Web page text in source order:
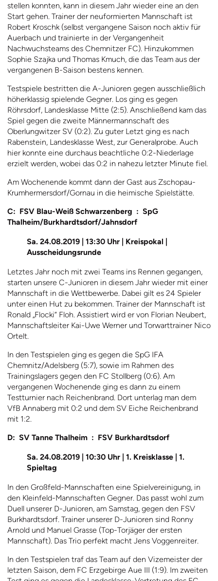
stellen konnten, kann in diesem Jahr wieder eine an den
Start gehen. Trainer der neuformierten Mannschaft ist
Robert Kroschk (selbst vergangene Saison noch aktiv für
Auerbach und trainierte in der Vergangenheit
Nachwuchsteams des Chemnitzer FC). Hinzukommen
Sophie Szajka und Thomas Kmuch, die das Team aus der
vergangenen B-Saison bestens kennen.
Testspiele bestritten die A-Junioren gegen ausschließlich
höherklassig spielende Gegner. Los ging es gegen
Röhrsdorf, Landesklasse Mitte (2:5). Anschließend kam das
Spiel gegen die zweite Männermannschaft des
Oberlungwitzer SV (0:2). Zu guter Letzt ging es nach
Rabenstein, Landesklasse West, zur Generalprobe. Auch
hier konnte eine durchaus beachtliche 0:2-Niederlage
erzielt werden, wobei das 0:2 in nahezu letzter Minute fiel.
Am Wochenende kommt dann der Gast aus Zschopau-
Krumhermersdorf/Gornau in die heimische Spielstätte.
C: FSV Blau-Weiß Schwarzenberg : SpG
Thalheim/Burkhardtsdorf/Jahnsdorf
Sa. 24.08.2019 | 13:30 Uhr | Kreispokal |
Ausscheidungsrunde
Letztes Jahr noch mit zwei Teams ins Rennen gegangen,
starten unsere C-Junioren in diesem Jahr wieder mit einer
Mannschaft in die Wettbewerbe. Dabei gilt es 24 Spieler
unter einen Hut zu bekommen. Trainer der Mannschaft ist
Ronald „Flocki“ Floh. Assistiert wird er von Florian Neubert,
Mannschaftsleiter Kai-Uwe Werner und Torwarttrainer Nico
Ortelt.
In den Testspielen ging es gegen die SpG IFA
Chemnitz/Adelsberg (5:7), sowie im Rahmen des
Trainingslagers gegen den FC Stollberg (0:6). Am
vergangenen Wochenende ging es dann zu einem
Testturnier nach Reichenbrand. Dort unterlag man dem
VfB Annaberg mit 0:2 und dem SV Eiche Reichenbrand
mit 1:2.
D: SV Tanne Thalheim : FSV Burkhardtsdorf
Sa. 24.08.2019 | 10:30 Uhr | 1. Kreisklasse | 1.
Spieltag
In den Großfeld-Mannschaften eine Spielvereinigung, in
den Kleinfeld-Mannschaften Gegner. Das passt wohl zum
Duell unserer D-Junioren, am Samstag, gegen den FSV
Burkhardtsdorf. Trainer unserer D-Junioren sind Ronny
Arnold und Manuel Grasse (Top-Torjäger der ersten
Mannschaft). Das Trio perfekt macht Jens Voggenreiter.
In den Testspielen traf das Team auf den Vizemeister der
letzten Saison, dem FC Erzgebirge Aue III (1:9). Im zweiten